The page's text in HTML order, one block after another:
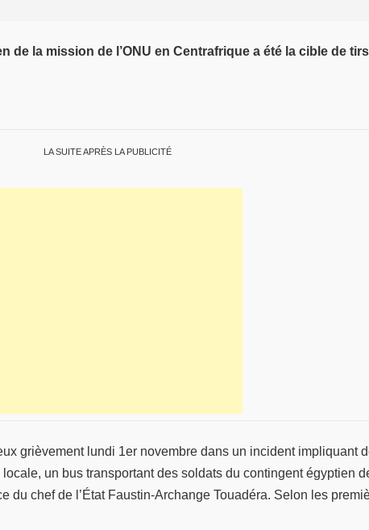
la mission de l’ONU en Centrafrique a été la cible de
LA SUITE APRÈS LA PUBLICITÉ
grièvement lundi 1er novembre dans un incident impliquant
un bus transportant des soldats du contingent égyptien
du chef de l’État Faustin-Archange Touadéra. Selon les